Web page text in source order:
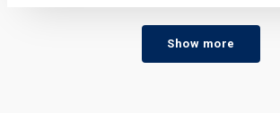
Show more